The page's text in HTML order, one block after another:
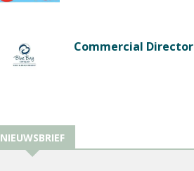
Commercial Director
NIEUWSBRIEF